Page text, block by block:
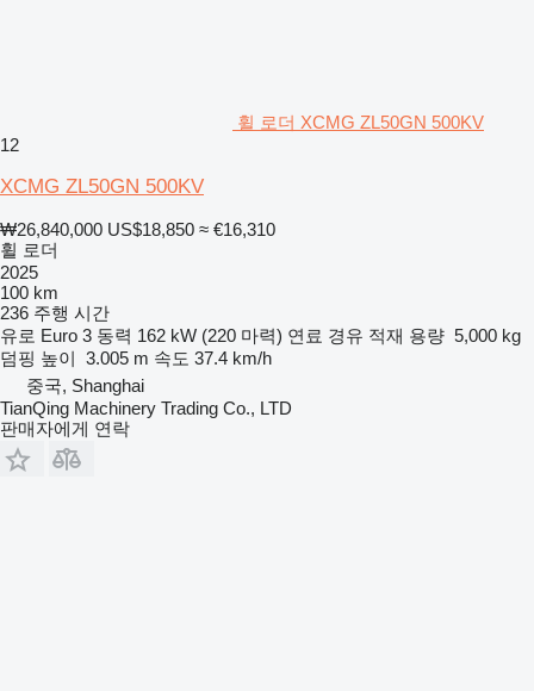
휠 로더 XCMG ZL50GN 500KV
12
XCMG ZL50GN 500KV
₩26,840,000 US$18,850 ≈ €16,310
휠 로더
2025
100 km
236 주행 시간
유로 Euro 3 동력 162 kW (220 마력) 연료 경유 적재 용량 5,000 kg
덤핑 높이 3.005 m 속도 37.4 km/h
중국, Shanghai
TianQing Machinery Trading Co., LTD
판매자에게 연락